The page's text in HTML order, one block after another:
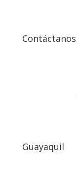
Contáctanos
Guayaquil